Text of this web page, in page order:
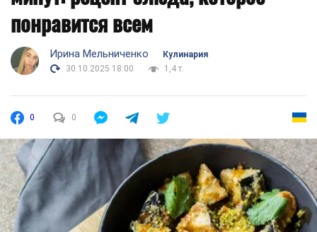
понравится всем
Ирина Мельниченко
Кулинария
30.10.2025 18:00
1,4 т.
0 0